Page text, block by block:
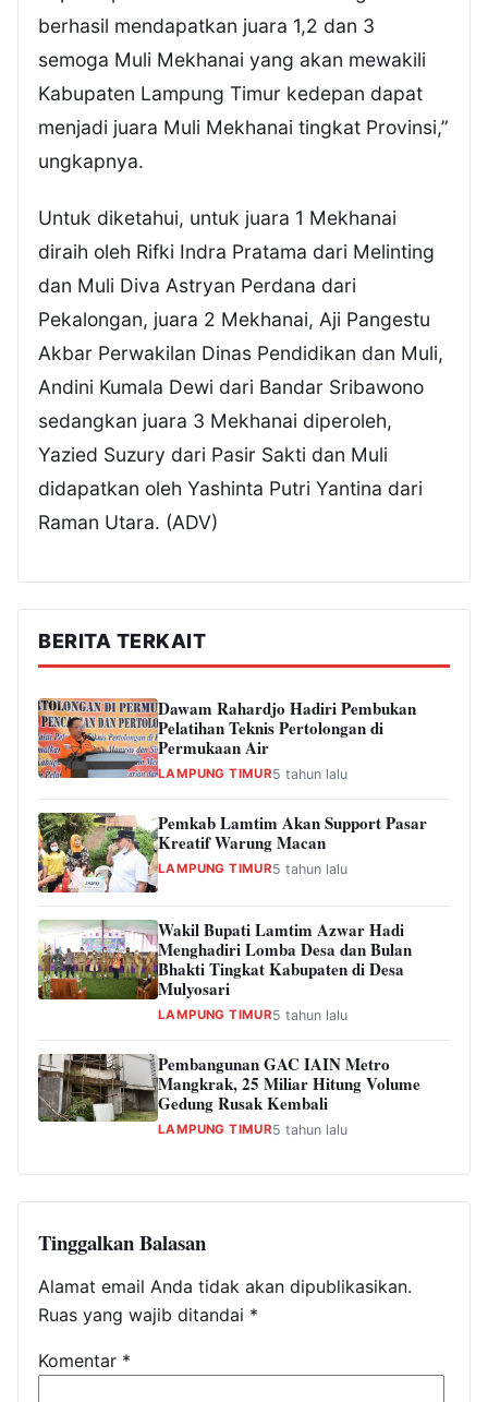
berhasil mendapatkan juara 1,2 dan 3
semoga Muli Mekhanai yang akan mewakili
Kabupaten Lampung Timur kedepan dapat
menjadi juara Muli Mekhanai tingkat Provinsi,”
ungkapnya.
Untuk diketahui, untuk juara 1 Mekhanai
diraih oleh Rifki Indra Pratama dari Melinting
dan Muli Diva Astryan Perdana dari
Pekalongan, juara 2 Mekhanai, Aji Pangestu
Akbar Perwakilan Dinas Pendidikan dan Muli,
Andini Kumala Dewi dari Bandar Sribawono
sedangkan juara 3 Mekhanai diperoleh,
Yazied Suzury dari Pasir Sakti dan Muli
didapatkan oleh Yashinta Putri Yantina dari
Raman Utara. (ADV)
BERITA TERKAIT
Dawam Rahardjo Hadiri Pembukan
Pelatihan Teknis Pertolongan di
Permukaan Air
LAMPUNG TIMUR5 tahun lalu
Pemkab Lamtim Akan Support Pasar
Kreatif Warung Macan
LAMPUNG TIMUR5 tahun lalu
Wakil Bupati Lamtim Azwar Hadi
Menghadiri Lomba Desa dan Bulan
Bhakti Tingkat Kabupaten di Desa
Mulyosari
LAMPUNG TIMUR5 tahun lalu
Pembangunan GAC IAIN Metro
Mangkrak, 25 Miliar Hitung Volume
Gedung Rusak Kembali
LAMPUNG TIMUR5 tahun lalu
Tinggalkan Balasan
Alamat email Anda tidak akan dipublikasikan.
Ruas yang wajib ditandai *
Komentar *